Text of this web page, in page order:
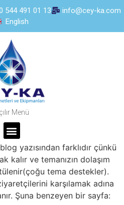
544 491 01 13
info@cey-ka.com
English
Menü
yazısından farklıdır çünkü
kalır ve temanızın dolaşım
tema destekler).
karşılamak adına
Şuna benzeyen bir sayfa: